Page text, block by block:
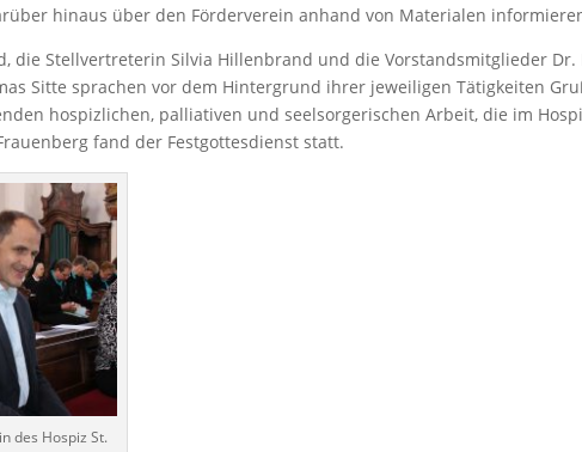
hinaus über den Förderverein anhand von Materialen
die Stellvertreterin Silvia Hillenbrand und die Vorstandsmitglieder Dr.
Sitte sprachen vor dem Hintergrund ihrer jeweiligen Tätigkeiten
hospizlichen, palliativen und seelsorgerischen Arbeit, die im
fand der Festgottesdienst statt.
des Hospiz St.